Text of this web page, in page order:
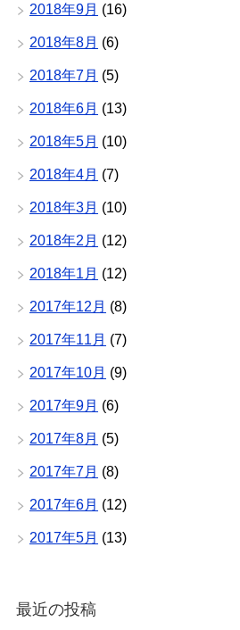
2018年9月 (16)
2018年8月 (6)
2018年7月 (5)
2018年6月 (13)
2018年5月 (10)
2018年4月 (7)
2018年3月 (10)
2018年2月 (12)
2018年1月 (12)
2017年12月 (8)
2017年11月 (7)
2017年10月 (9)
2017年9月 (6)
2017年8月 (5)
2017年7月 (8)
2017年6月 (12)
2017年5月 (13)
最近の投稿